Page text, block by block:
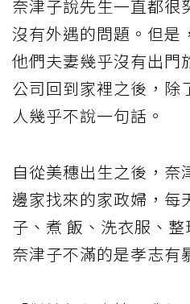
奈津子說先生一直都很
沒有外遇的問題。但是
他們夫妻幾乎沒有出門
公司回到家裡之後，除
人幾乎不說一句話。
自從美穗出生之後，奈
邊家找來的家政婦，每
子、煮 飯、洗衣服、
奈津子不滿的是孝志有